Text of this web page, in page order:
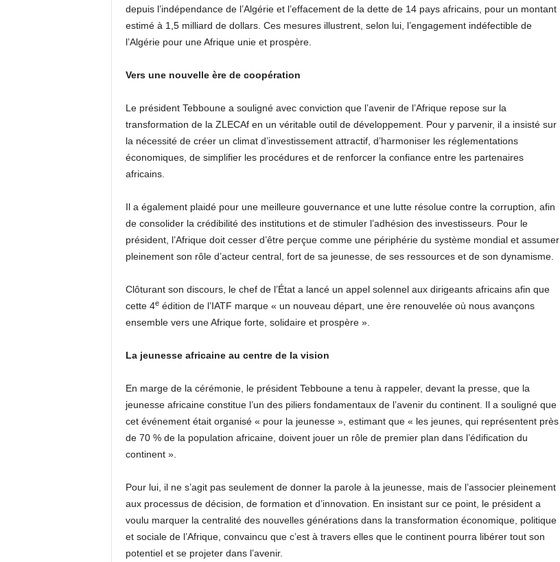
depuis l’indépendance de l’Algérie et l’effacement de la dette de 14 pays africains, pour un montant
estimé à 1,5 milliard de dollars. Ces mesures illustrent, selon lui, l’engagement indéfectible de
l’Algérie pour une Afrique unie et prospère.
Vers une nouvelle ère de coopération
Le président Tebboune a souligné avec conviction que l’avenir de l’Afrique repose sur la
transformation de la ZLECAf en un véritable outil de développement. Pour y parvenir, il a insisté sur
la nécessité de créer un climat d’investissement attractif, d’harmoniser les réglementations
économiques, de simplifier les procédures et de renforcer la confiance entre les partenaires
africains.
Il a également plaidé pour une meilleure gouvernance et une lutte résolue contre la corruption, afin
de consolider la crédibilité des institutions et de stimuler l’adhésion des investisseurs. Pour le
président, l’Afrique doit cesser d’être perçue comme une périphérie du système mondial et assumer
pleinement son rôle d’acteur central, fort de sa jeunesse, de ses ressources et de son dynamisme.
Clôturant son discours, le chef de l’État a lancé un appel solennel aux dirigeants africains afin que
cette 4eédition de l’IATF marque « un nouveau départ, une ère renouvelée où nous avançons
ensemble vers une Afrique forte, solidaire et prospère ».
La jeunesse africaine au centre de la vision
En marge de la cérémonie, le président Tebboune a tenu à rappeler, devant la presse, que la
jeunesse africaine constitue l’un des piliers fondamentaux de l’avenir du continent. Il a souligné que
cet événement était organisé « pour la jeunesse », estimant que « les jeunes, qui représentent près
de 70 % de la population africaine, doivent jouer un rôle de premier plan dans l’édification du
continent ».
Pour lui, il ne s’agit pas seulement de donner la parole à la jeunesse, mais de l’associer pleinement
aux processus de décision, de formation et d’innovation. En insistant sur ce point, le président a
voulu marquer la centralité des nouvelles générations dans la transformation économique, politique
et sociale de l’Afrique, convaincu que c’est à travers elles que le continent pourra libérer tout son
potentiel et se projeter dans l’avenir.